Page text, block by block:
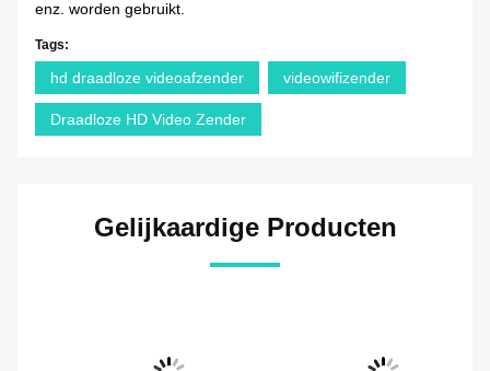
enz. worden gebruikt.
Tags:
hd draadloze videoafzender videowifizender
Draadloze HD Video Zender
Gelijkaardige Producten